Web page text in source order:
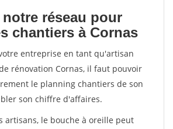
réseau pour
chantiers à Cornas
entreprise en tant qu'artisan
rénovation Cornas, il faut pouvoir
le planning chantiers de son
son chiffre d'affaires.
artisans, le bouche à oreille peut